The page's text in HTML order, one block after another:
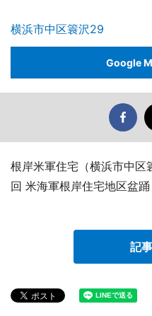
横浜市中区簑沢29
Google
根岸米軍住宅（横浜市中
回 米海軍根岸住宅地区盆踊
記